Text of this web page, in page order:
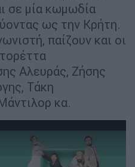
σε μία κωμωδία
ως την Κρήτη.
παίζουν και οι
Αλευράς, Ζήσης
Τάκη
κα.